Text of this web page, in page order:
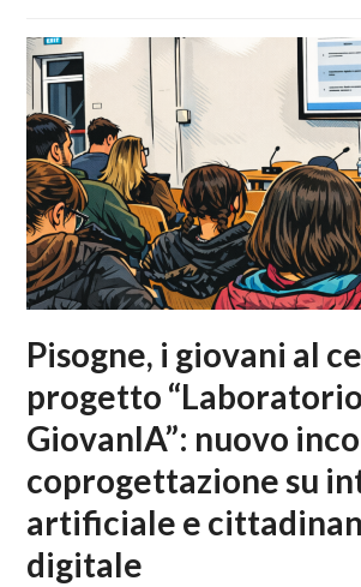
Pisogne, i giovani al
progetto “Laboratorio
GiovanIA”: nuovo
coprogettazione su
artificiale e
digitale